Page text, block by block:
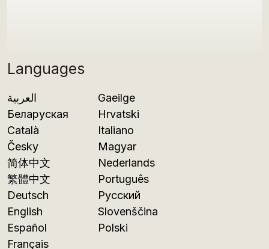
Languages
العربية
Беларуская
Català
Česky
简体中文
繁體中文
Deutsch
English
Español
Français
Gaeilge
Hrvatski
Italiano
Magyar
Nederlands
Português
Русский
Slovenščina
Polski